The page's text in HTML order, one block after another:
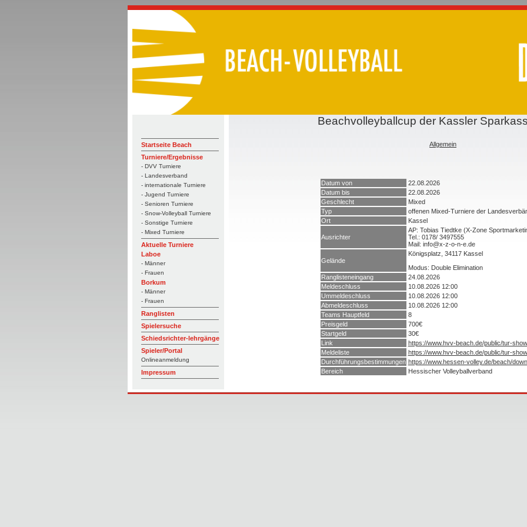
Startseite Beach
Turniere/Ergebnisse
- DVV Turniere
- Landesverband
- internationale Turniere
- Jugend Turniere
- Senioren Turniere
- Snow-Volleyball Turniere
- Sonstige Turniere
- Mixed Turniere
Aktuelle Turniere
Laboe
- Männer
- Frauen
Borkum
- Männer
- Frauen
Ranglisten
Spielersuche
Schiedsrichter-lehrgänge
Spieler/Portal
Onlineanmeldung
Impressum
Beachvolleyballcup der Kassler
Allgemein
Datum von
22.08.2026
Datum bis
22.08.2026
Geschlecht
Mixed
Typ
offenen Mixed-Turniere der
Ort
Kassel
Ausrichter
AP: Tobias Tiedtke (X-Zone
Tel.: 0178/ 3497555
Mail: info@x-z-o-n-e.de
Gelände
Königsplatz, 34117 Kassel
Modus: Double Elimination
Ranglisteneingang
24.08.2026
Meldeschluss
10.08.2026 12:00
Ummeldeschluss
10.08.2026 12:00
Abmeldeschluss
10.08.2026 12:00
Teams Hauptfeld
8
Preisgeld
700€
Startgeld
30€
Link
https://www.hvv-beach.de/public/tur-
Meldeliste
https://www.hvv-beach.de/public/tur-
Durchführungsbestimmungen https://www.hessen-volley.de/beach/
Bereich
Hessischer Volleyballverband